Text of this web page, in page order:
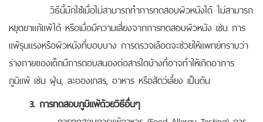
วิธีนี้มักใช้เมื่อไม่สามารถทำการทดสอบผิวหนังได้ ไม่สามารถ
หยุดยาแก้แพ้ได้ หรือเมื่อมีความเสี่ยงจากการทดสอบผิวหนัง เช่น การ
แพ้รุนแรงหรือผิวหนังที่บอบบาง การตรวจเลือดจะช่วยให้แพทย์ทราบว่า
ร่างกายของเด็กมีการตอบสนองต่อสารใดบ้างที่อาจทำให้เกิดอาการ
ภูมิแพ้ เช่น ฝุ่น, ละอองเกสร, อาหาร หรือสัตว์เลี้ยง เป็นต้น
3. การทดสอบภูมิแพ้ด้วยวิธีอื่นๆ